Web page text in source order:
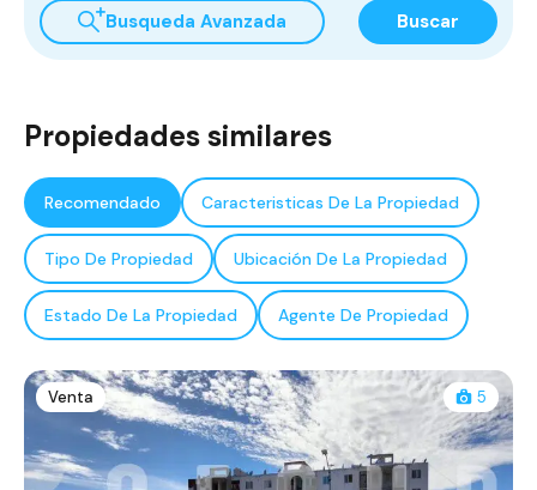
Busqueda Avanzada Buscar
Propiedades similares
Recomendado Caracteristicas De La Propiedad
Tipo De Propiedad Ubicación De La Propiedad
Estado De La Propiedad Agente De Propiedad
Venta 5